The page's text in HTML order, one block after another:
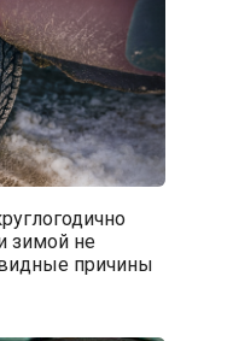
зимой не
причины